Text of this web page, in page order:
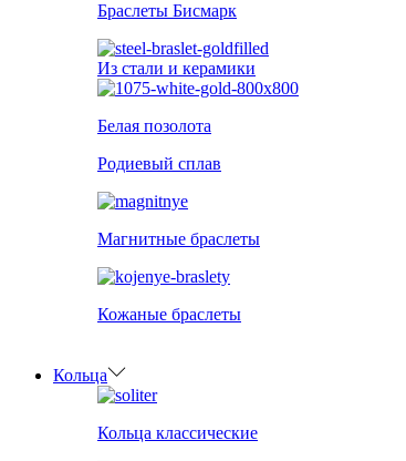
Браслеты Бисмарк
Из стали и керамики
Белая позолота
Родиевый сплав
Магнитные браслеты
Кожаные браслеты
Кольца
Кольца классические